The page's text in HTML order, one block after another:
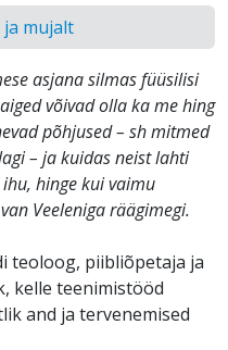
ja mujalt
asjana silmas füüsilisi
võivad olla ka me hing
põhjused – sh mitmed
– ja kuidas neist lahti
hinge kui vaimu
Veeleniga räägimegi.
teoloog, piibliõpetaja ja
kelle teenimistööd
and ja tervenemised